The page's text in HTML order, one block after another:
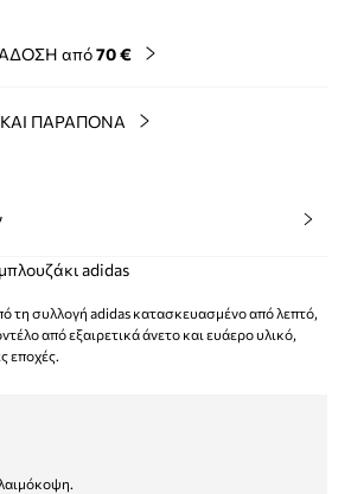
από70 €
ΠΑΡΑΠΟΝΑ
adidas
τη συλλογή adidas κατασκευασμένο από λεπτό,
από εξαιρετικά άνετο και ευάερο υλικό,
εποχές.